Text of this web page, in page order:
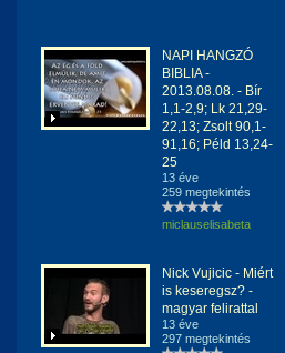
NAPI HANGZÓ
BIBLIA -
2013.08.08. - Bír
1,1-2,9; Lk 21,29-
22,13; Zsolt 90,1-
91,16; Péld 13,24-
25
13 éve
259 megtekintés
miclauselisabeta
Nick Vujicic - Miért
is keseregsz? -
magyar felirattal
13 éve
297 megtekintés